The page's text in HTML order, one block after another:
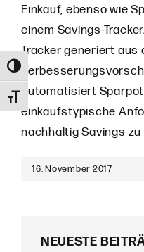
Umschalten auf hohe
Schrift vergrößern
Einkauf, ebenso wie
einem Savings-
Tracker generiert aus
automatisiert
einkaufstypische
nachhaltig Savings zu
16. November 2017
NEUESTE